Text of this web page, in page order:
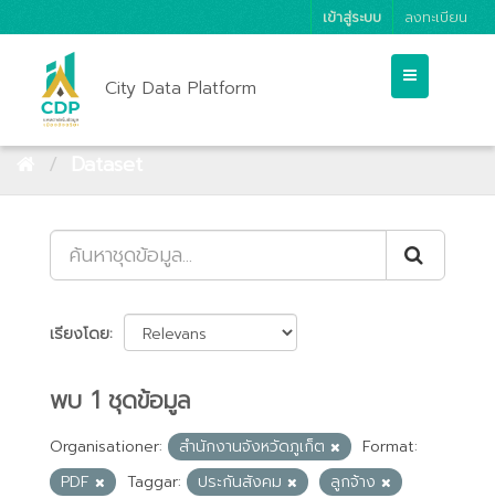
เข้าสู่ระบบ ลงทะเบียน
City Data Platform
เรียงโดย
พบ 1 ชุดข้อมูล
Organisationer: สำนักงานจังหวัดภูเก็ต
Format:
PDF
Taggar: ประกันสังคม
ลูกจ้าง